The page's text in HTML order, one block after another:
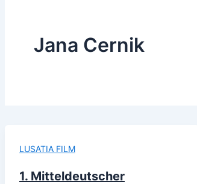
Jana Cernik
LUSATIA FILM
1. Mitteldeutscher